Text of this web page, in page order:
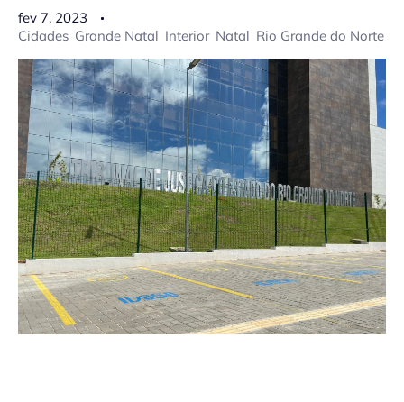
fev 7, 2023
Cidades Grande Natal Interior Natal Rio Grande do Norte